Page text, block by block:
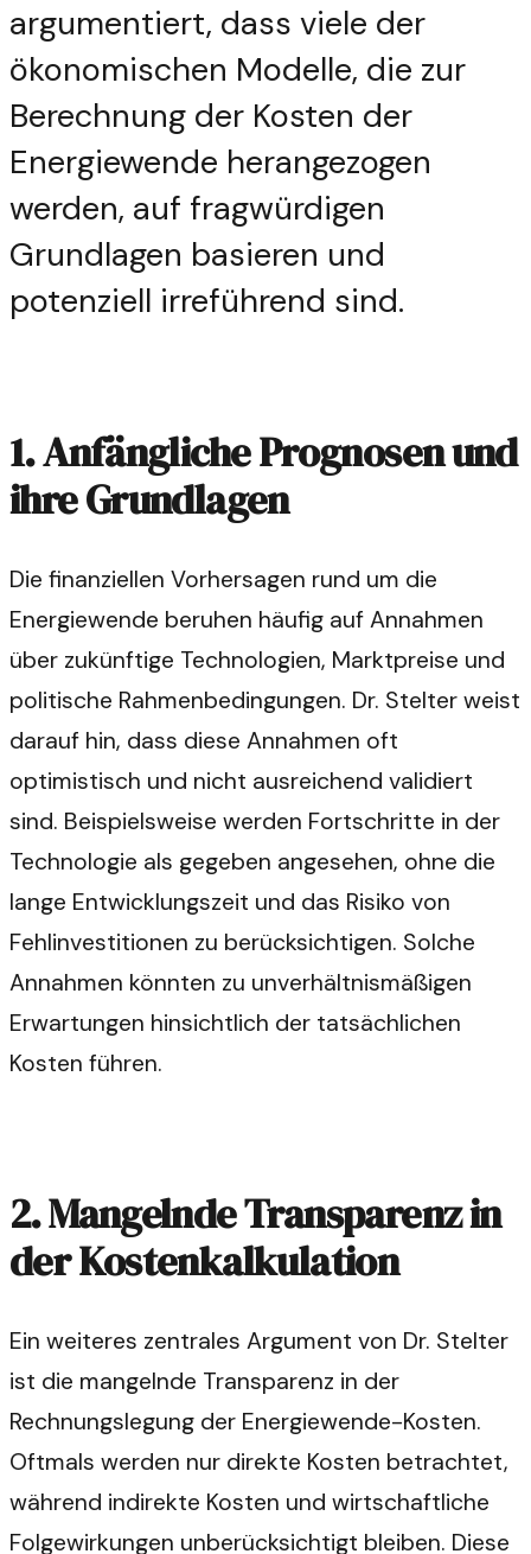
argumentiert, dass viele der
ökonomischen Modelle, die zur
Berechnung der Kosten der
Energiewende herangezogen
werden, auf fragwürdigen
Grundlagen basieren und
potenziell irreführend sind.
1. Anfängliche Prognosen und
ihre Grundlagen
Die finanziellen Vorhersagen rund um die
Energiewende beruhen häufig auf Annahmen
über zukünftige Technologien, Marktpreise und
politische Rahmenbedingungen. Dr. Stelter weist
darauf hin, dass diese Annahmen oft
optimistisch und nicht ausreichend validiert
sind. Beispielsweise werden Fortschritte in der
Technologie als gegeben angesehen, ohne die
lange Entwicklungszeit und das Risiko von
Fehlinvestitionen zu berücksichtigen. Solche
Annahmen könnten zu unverhältnismäßigen
Erwartungen hinsichtlich der tatsächlichen
Kosten führen.
2. Mangelnde Transparenz in
der Kostenkalkulation
Ein weiteres zentrales Argument von Dr. Stelter
ist die mangelnde Transparenz in der
Rechnungslegung der Energiewende-Kosten.
Oftmals werden nur direkte Kosten betrachtet,
während indirekte Kosten und wirtschaftliche
Folgewirkungen unberücksichtigt bleiben. Diese